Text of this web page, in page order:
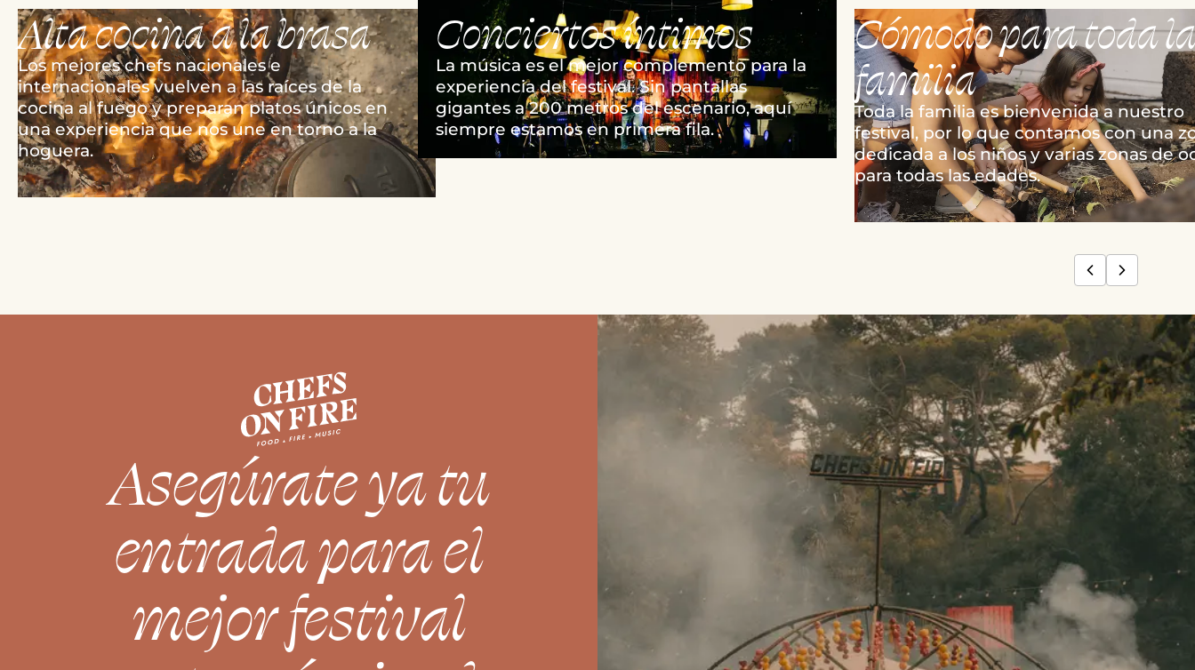
Alta cocina a la brasa
Los mejores chefs nacionales e
internacionales vuelven a las raíces de la
cocina al fuego y preparan platos únicos en
una experiencia que nos une en torno a la
hoguera.
Conciertos íntimos
La música es el mejor complemento para la
experiencia del festival. Sin pantallas
gigantes a 200 metros del escenario, aquí
siempre estamos en primera fila.
Cómodo para toda
familia
Toda la familia es bienvenida a nuestro
festival, por lo que contamos con una
dedicada a los niños y varias zonas de
para todas las edades.
Asegúrate ya tu
entrada para el
mejor festival